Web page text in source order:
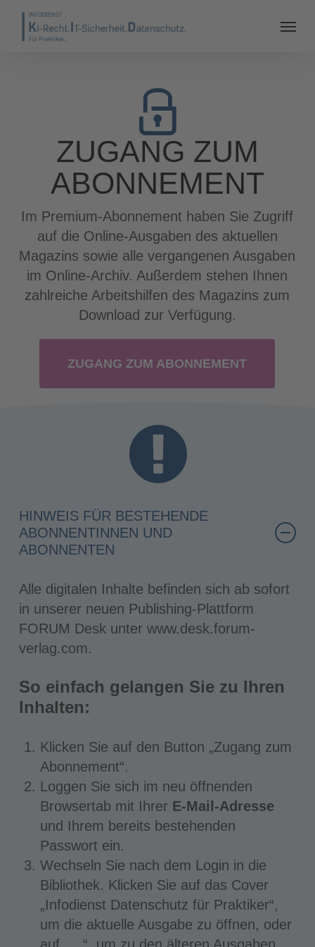
ZUGANG ZUM
ABONNEMENT
Im Premium-Abonnement haben Sie Zugriff
auf die Online-Ausgaben des aktuellen
Magazins sowie alle vergangenen Ausgaben
im Online-Archiv. Außerdem stehen Ihnen
zahlreiche Arbeitshilfen des Magazins zum
Download zur Verfügung.
ZUGANG ZUM ABONNEMENT
HINWEIS FÜR BESTEHENDE
ABONNENTINNEN UND
ABONNENTEN
Alle digitalen Inhalte befinden sich ab sofort
in unserer neuen Publishing-Plattform
FORUM Desk unter www.desk.forum-
verlag.com.
So einfach gelangen Sie zu Ihren
Inhalten:
Klicken Sie auf den Button „Zugang zum
Abonnement“.
Loggen Sie sich im neu öffnenden
Browsertab mit Ihrer E-Mail-Adresse
und Ihrem bereits bestehenden
Passwort ein.
Wechseln Sie nach dem Login in die
Bibliothek. Klicken Sie auf das Cover
„Infodienst Datenschutz für Praktiker“,
um die aktuelle Ausgabe zu öffnen, oder